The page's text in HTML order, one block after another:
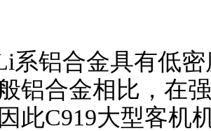
系铝合金具有低
铝合金相比，在
此C919大型客机